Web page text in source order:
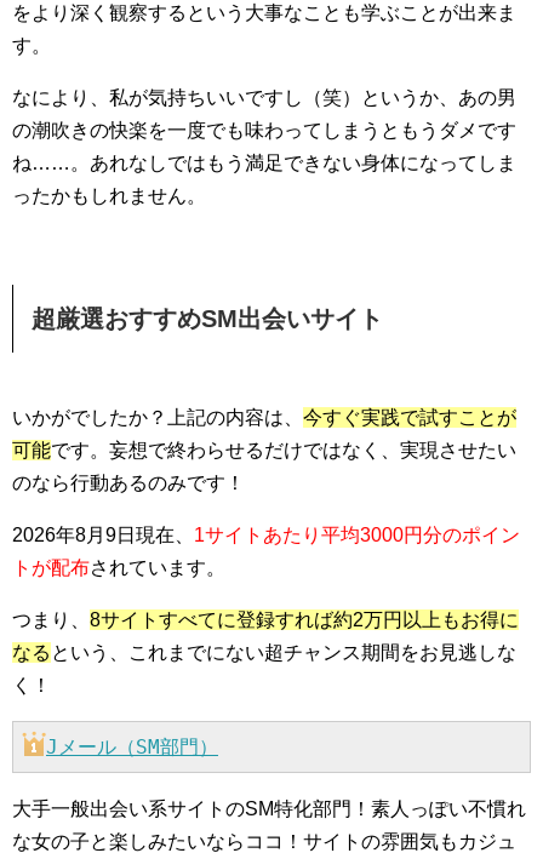
をより深く観察するという大事なことも学ぶことが出来ま
す。
なにより、私が気持ちいいですし（笑）というか、あの男
の潮吹きの快楽を一度でも味わってしまうともうダメです
ね……。あれなしではもう満足できない身体になってしま
ったかもしれません。
超厳選おすすめSM出会いサイト
いかがでしたか？上記の内容は、 今すぐ実践で試すことが
可能です。妄想で終わらせるだけではなく、実現させたい
のなら行動あるのみです！
2026年8月9日現在、 1サイトあたり平均3000円分のポイン
トが配布されています。
つまり、 8サイトすべてに登録すれば約2万円以上もお得に
なる という、これまでにない超チャンス期間をお見逃しな
く！
Jメール（SM部門）
大手一般出会い系サイトのSM特化部門！素人っぽい不慣れ
な女の子と楽しみたいならココ！サイトの雰囲気もカジュ